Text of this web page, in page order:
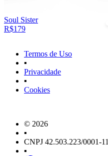
Soul Sister
R$179
Termos de Uso
▪
Privacidade
▪
Cookies
© 2026
▪
CNPJ 42.503.223/0001-11
▪